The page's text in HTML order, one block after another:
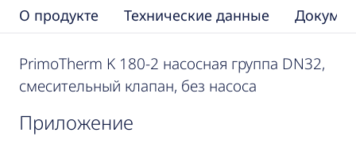
О продукте Технические данные
PrimoTherm K 180-2 насосная группа DN32,
смесительный клапан, без насоса
приложение